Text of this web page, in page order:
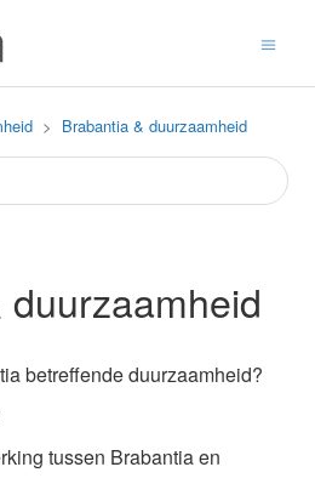
Brabantia & duurzaamheid
betreffende duurzaamheid?
tussen Brabantia en